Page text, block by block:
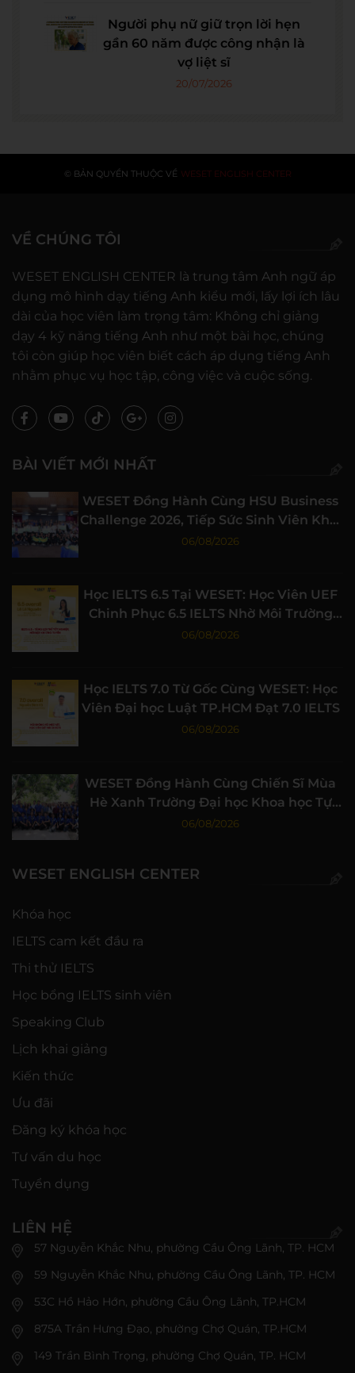
Người phụ nữ giữ trọn lời hẹn
gần 60 năm được công nhận là
vợ liệt sĩ
20/07/2026
© BẢN QUYỀN THUỘC VỀ WESET ENGLISH CENTER
VỀ CHÚNG TÔI
WESET ENGLISH CENTER là trung tâm Anh ngữ áp
dụng mô hình dạy tiếng Anh kiểu mới, lấy lợi ích lâu
dài của học viên làm trọng tâm: Không chỉ giảng
dạy 4 kỹ năng tiếng Anh như một bài học, chúng
tôi còn giúp học viên biết cách áp dụng tiếng Anh
nhằm phục vụ học tập, công việc và cuộc sống.
BÀI VIẾT MỚI NHẤT
WESET Đồng Hành Cùng HSU Business
Challenge 2026, Tiếp Sức Sinh Viên Khởi
Nghiệp
06/08/2026
Học IELTS 6.5 Tại WESET: Học Viên UEF
Chinh Phục 6.5 IELTS Nhờ Môi Trường
Học Tập Chất Lượng
06/08/2026
Học IELTS 7.0 Từ Gốc Cùng WESET: Học
Viên Đại học Luật TP.HCM Đạt 7.0 IELTS
06/08/2026
WESET Đồng Hành Cùng Chiến Sĩ Mùa
Hè Xanh Trường Đại học Khoa học Tự
nhiên, ĐHQG-HCM
06/08/2026
WESET ENGLISH CENTER
Khóa học
IELTS cam kết đầu ra
Thi thử IELTS
Học bổng IELTS sinh viên
Speaking Club
Lịch khai giảng
Kiến thức
Ưu đãi
Đăng ký khóa học
Tư vấn du học
Tuyển dụng
LIÊN HỆ
57 Nguyễn Khắc Nhu, phường Cầu Ông Lãnh, TP. HCM
59 Nguyễn Khắc Nhu, phường Cầu Ông Lãnh, TP. HCM
53C Hồ Hảo Hớn, phường Cầu Ông Lãnh, TP.HCM
875A Trần Hưng Đạo, phường Chợ Quán, TP.HCM
149 Trần Bình Trọng, phường Chợ Quán, TP. HCM